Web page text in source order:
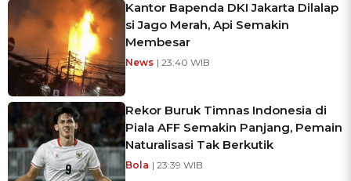
Kantor Bapenda DKI Jakarta Dilalap
si Jago Merah, Api Semakin
Membesar
News | 23:40 WIB
Rekor Buruk Timnas Indonesia di
Piala AFF Semakin Panjang, Pemain
Naturalisasi Tak Berkutik
Bola | 23:39 WIB